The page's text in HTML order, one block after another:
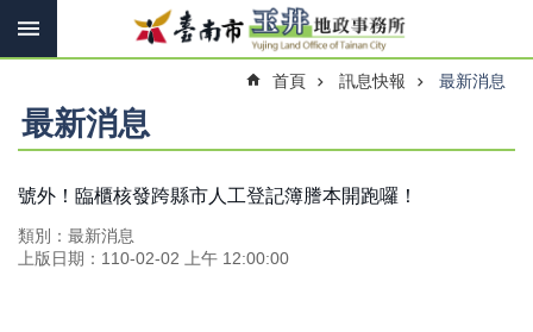
跳到主要內容區塊
搜
搜
尋
訊
息
快
首頁 訊息快報 最新消息
最新消息
號外！臨櫃核發跨縣市人工登記簿謄本開跑囉！
類別：最新消息
上版日期：110-02-02 上午 12:00:00